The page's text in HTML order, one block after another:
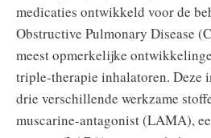
medicaties ontwikkeld voor de
Obstructive Pulmonary Disease
meest opmerkelijke
triple-therapie inhalatoren. Deze
drie verschillende werkzame
muscarine-antagonist (LAMA),